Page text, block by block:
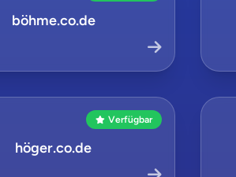
böhme.co.de
Verfügbar
höger.co.de